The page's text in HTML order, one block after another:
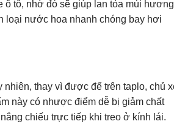
tô, nhờ đó sẽ giúp lan tỏa mùi hương
loại nước hoa nhanh chóng bay hơi
thay vì được để trên taplo, chủ
này có nhược điểm dễ bị giảm chất
chiếu trực tiếp khi treo ở kính lái.